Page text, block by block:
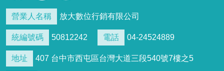
營業人名稱 放大數位行銷有限公司
統編號碼 50812242 電話 04-24524889
地址 407 台中市西屯區台灣大道三段540號7樓之5